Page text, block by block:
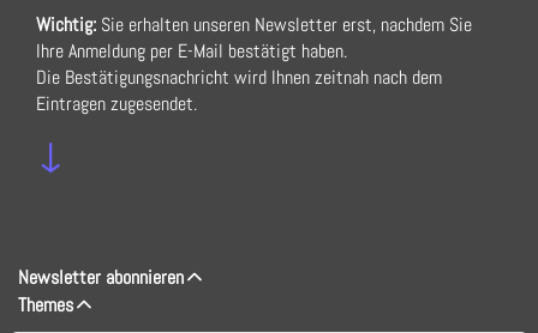
Wichtig: Sie erhalten unseren Newsletter erst, nachdem Sie
Ihre Anmeldung per E-Mail bestätigt haben.
Die Bestätigungsnachricht wird Ihnen zeitnah nach dem
Eintragen zugesendet.
↓
Newsletter abonnieren
Themes